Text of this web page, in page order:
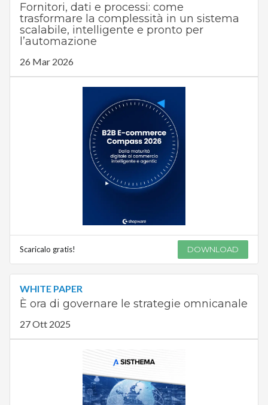
Fornitori, dati e processi: come
trasformare la complessità in un sistema
scalabile, intelligente e pronto per
l’automazione
26 Mar 2026
Scaricalo gratis! DOWNLOAD
WHITE PAPER
È ora di governare le strategie omnicanale
27 Ott 2025